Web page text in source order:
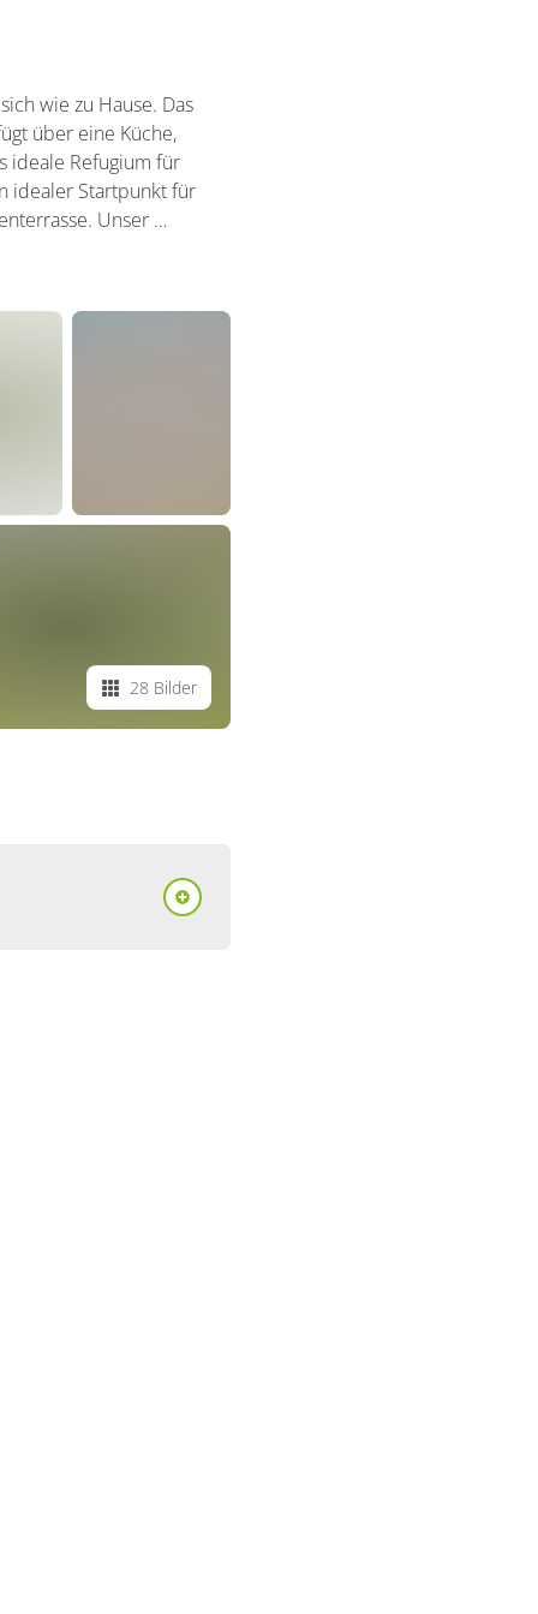
wie zu Hause. Das
über eine Küche,
ideale Refugium für
idealer Startpunkt für
Unser …
28 Bilder